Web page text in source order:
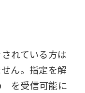
れている方は
ん。指定を解
を受信可能に